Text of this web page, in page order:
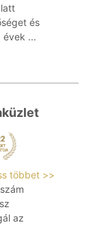
és
évek ...
többet >>
az